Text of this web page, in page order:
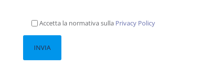
Accetta la normativa sulla Privacy Policy